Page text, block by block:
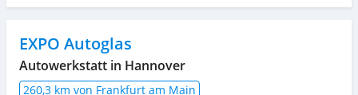
EXPO Autoglas
Autowerkstatt in Hannover
260,3 km von Frankfurt am Main